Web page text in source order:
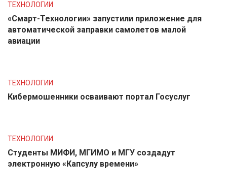
ТЕХНОЛОГИИ
«Смарт-Технологии» запустили приложение для
автоматической заправки самолетов малой
авиации
ТЕХНОЛОГИИ
Кибермошенники осваивают портал Госуслуг
ТЕХНОЛОГИИ
Студенты МИФИ, МГИМО и МГУ создадут
электронную «Капсулу времени»